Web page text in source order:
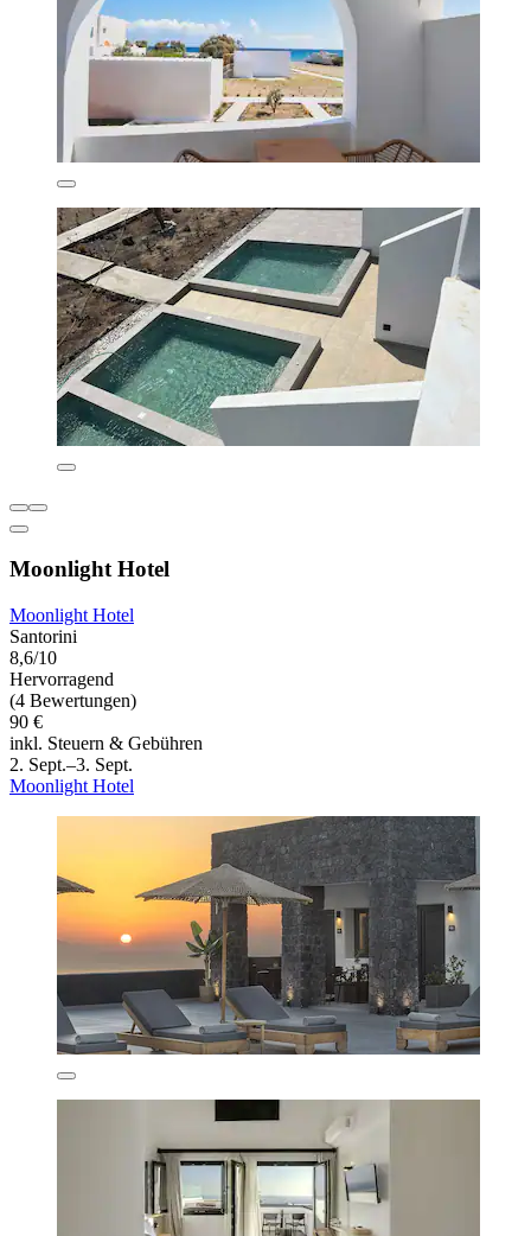
Moonlight Hotel
Moonlight Hotel
Santorini
8,6/10
Hervorragend
(4 Bewertungen)
90 €
inkl. Steuern & Gebühren
2. Sept.–3. Sept.
Moonlight Hotel